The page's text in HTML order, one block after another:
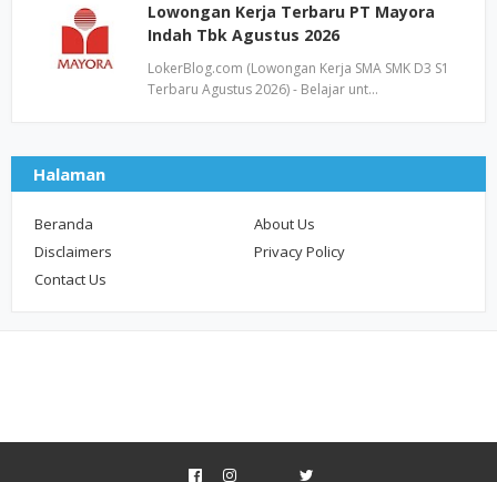
Lowongan Kerja Terbaru PT Mayora
Indah Tbk Agustus 2026
LokerBlog.com (Lowongan Kerja SMA SMK D3 S1
Terbaru Agustus 2026) - Belajar unt…
Halaman
Beranda
About Us
Disclaimers
Privacy Policy
Contact Us